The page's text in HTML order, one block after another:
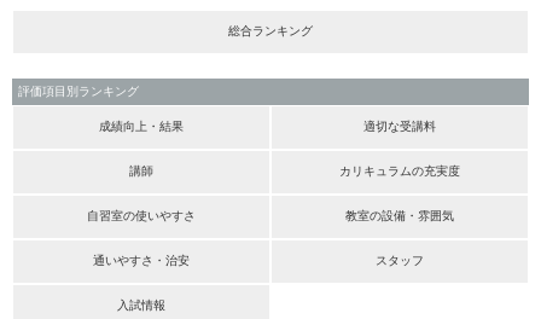
総合ランキング
評価項目別ランキング
成績向上・結果 適切な受講料
講師 カリキュラムの充実度
自習室の使いやすさ 教室の設備・雰囲気
通いやすさ・治安 スタッフ
入試情報